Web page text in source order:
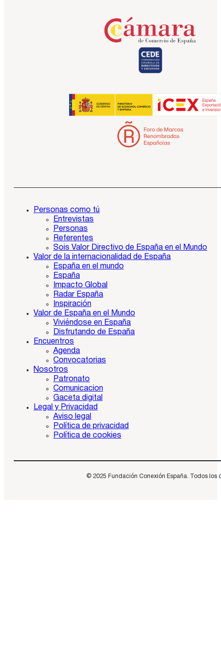
Personas como tú
Entrevistas
Personas
Referentes
Sois Valor Directivo de España en el Mundo
Valor de la internacionalidad de España
España en el mundo
España
Impacto Global
Radar España
Inspiración
Valor de España en el Mundo
Viviéndose en España
Disfrutando de España
Encuentros
Agenda
Convocatorias
Nosotros
Patronato
Comunicacion
Gaceta digital
Legal y Privacidad
Aviso legal
Política de privacidad
Política de cookies
© 2025 Fundación Conexión España. Todos los